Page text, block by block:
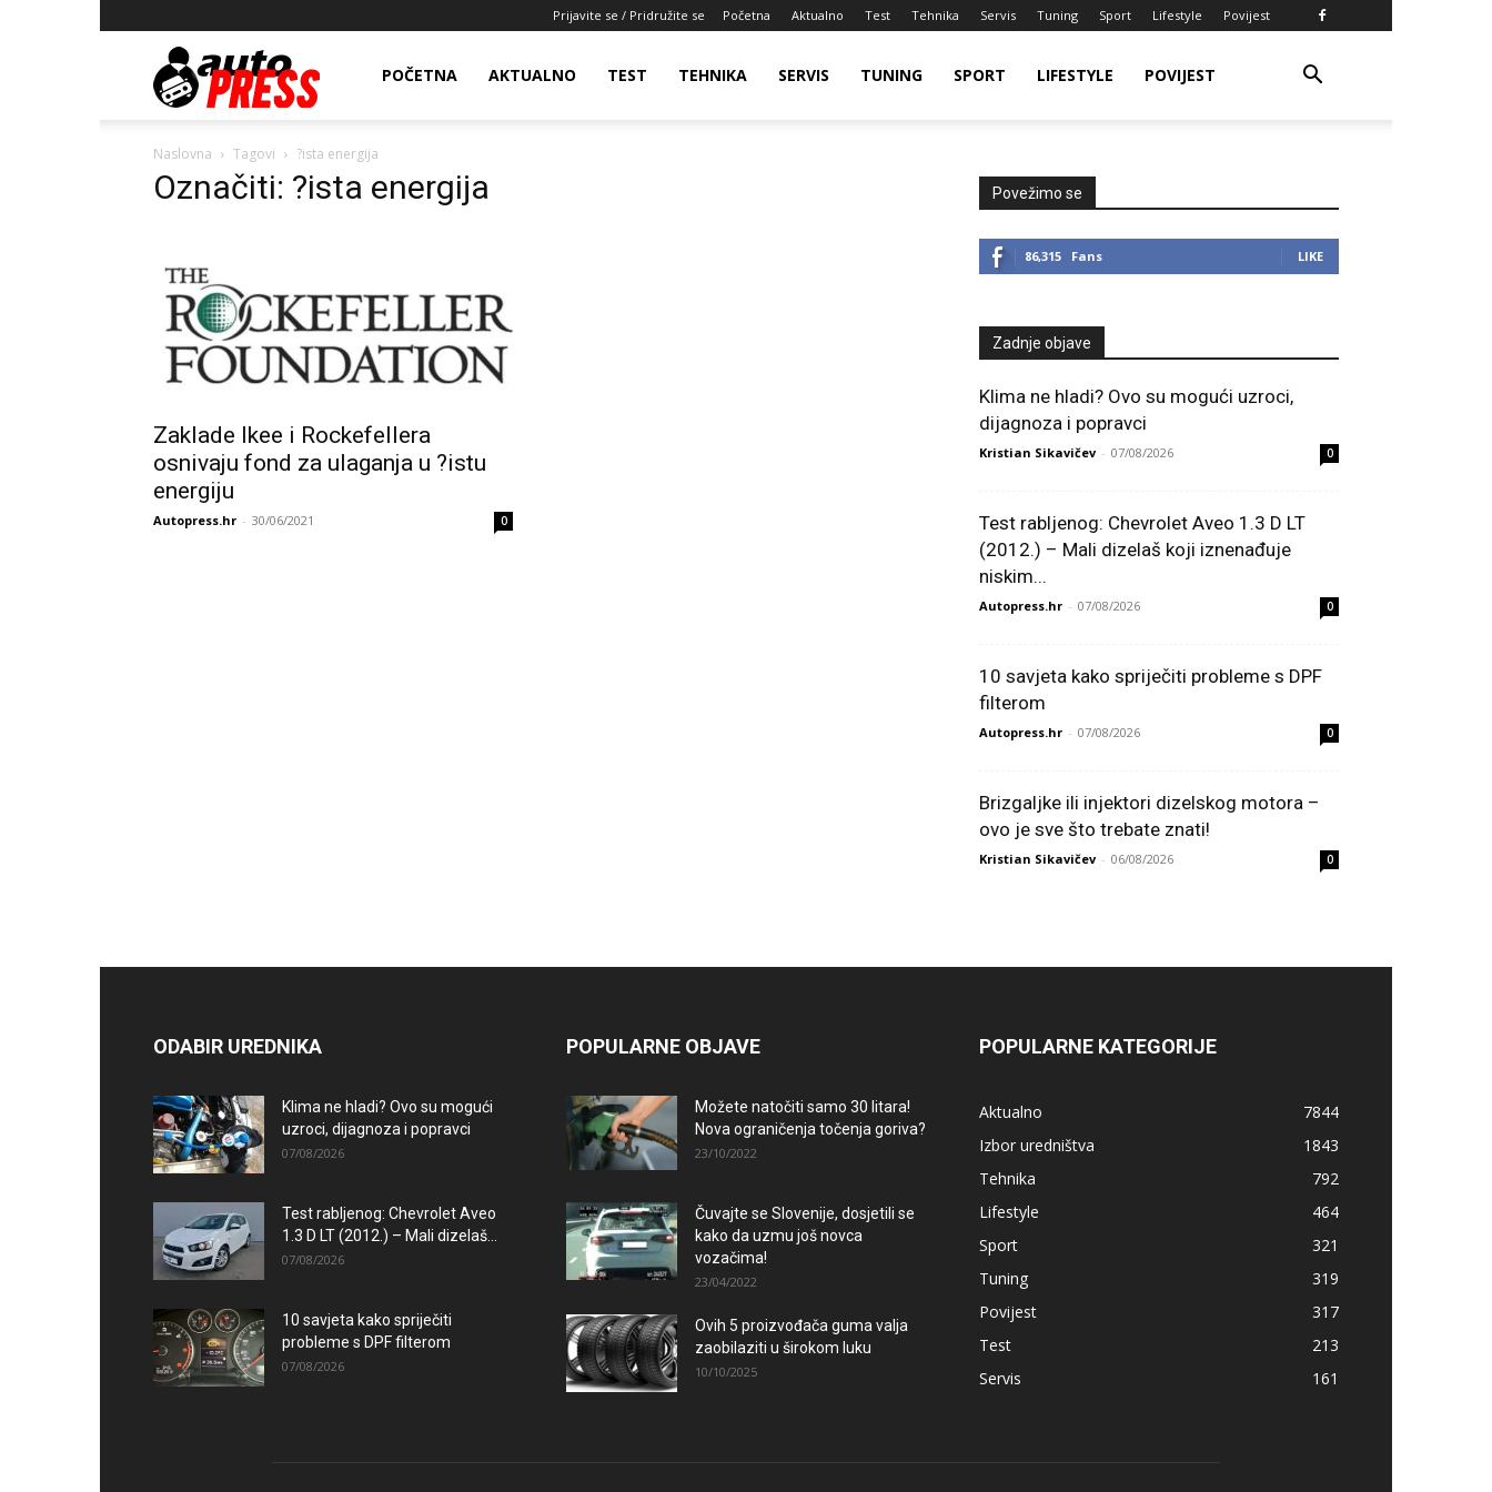
Prijavite se / Pridružite se Početna Aktualno Test Tehnika Servis Tuning Sport Lifestyle Povijest
AutopressHRPOČETNA AKTUALNO TEST TEHNIKA SERVIS TUNING SPORT LIFESTYLE POVIJEST
Naslovna Tagovi ?ista energija
Označiti: ?ista energija
Zaklade Ikee i Rockefellera
osnivaju fond za ulaganja u ?istu
energiju
Autopress.hr - 30/06/2021 0
Povežimo se
86,315 Fans LIKE
Zadnje objave
Klima ne hladi? Ovo su mogući uzroci,
dijagnoza i popravci
Kristian Sikavičev - 07/08/2026 0
Test rabljenog: Chevrolet Aveo 1.3 D LT
(2012.) – Mali dizelaš koji iznenađuje
niskim...
Autopress.hr - 07/08/2026 0
10 savjeta kako spriječiti probleme s DPF
filterom
Autopress.hr - 07/08/2026 0
Brizgaljke ili injektori dizelskog motora –
ovo je sve što trebate znati!
Kristian Sikavičev - 06/08/2026 0
ODABIR UREDNIKA
Klima ne hladi? Ovo su mogući
uzroci, dijagnoza i popravci
07/08/2026
Test rabljenog: Chevrolet Aveo
1.3 D LT (2012.) – Mali dizelaš...
07/08/2026
10 savjeta kako spriječiti
probleme s DPF filterom
07/08/2026
POPULARNE OBJAVE
Možete natočiti samo 30 litara!
Nova ograničenja točenja goriva?
23/10/2022
Čuvajte se Slovenije, dosjetili se
kako da uzmu još novca
vozačima!
23/04/2022
Ovih 5 proizvođača guma valja
zaobilaziti u širokom luku
10/10/2025
POPULARNE KATEGORIJE
Aktualno
7844
Izbor uredništva
1843
Tehnika
792
Lifestyle
464
Sport
321
Tuning
319
Povijest
317
Test
213
Servis
161